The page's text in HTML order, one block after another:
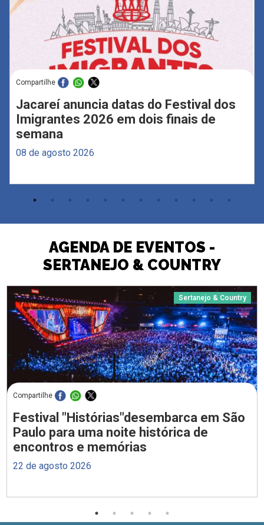
Compartilhe
Jacareí anuncia datas do Festival dos
Imigrantes 2026 em dois finais de
semana
08 de agosto 2026
AGENDA DE EVENTOS -
SERTANEJO & COUNTRY
Sertanejo & Country
Compartilhe
Festival "Histórias"desembarca em São
Paulo para uma noite histórica de
encontros e memórias
22 de agosto 2026